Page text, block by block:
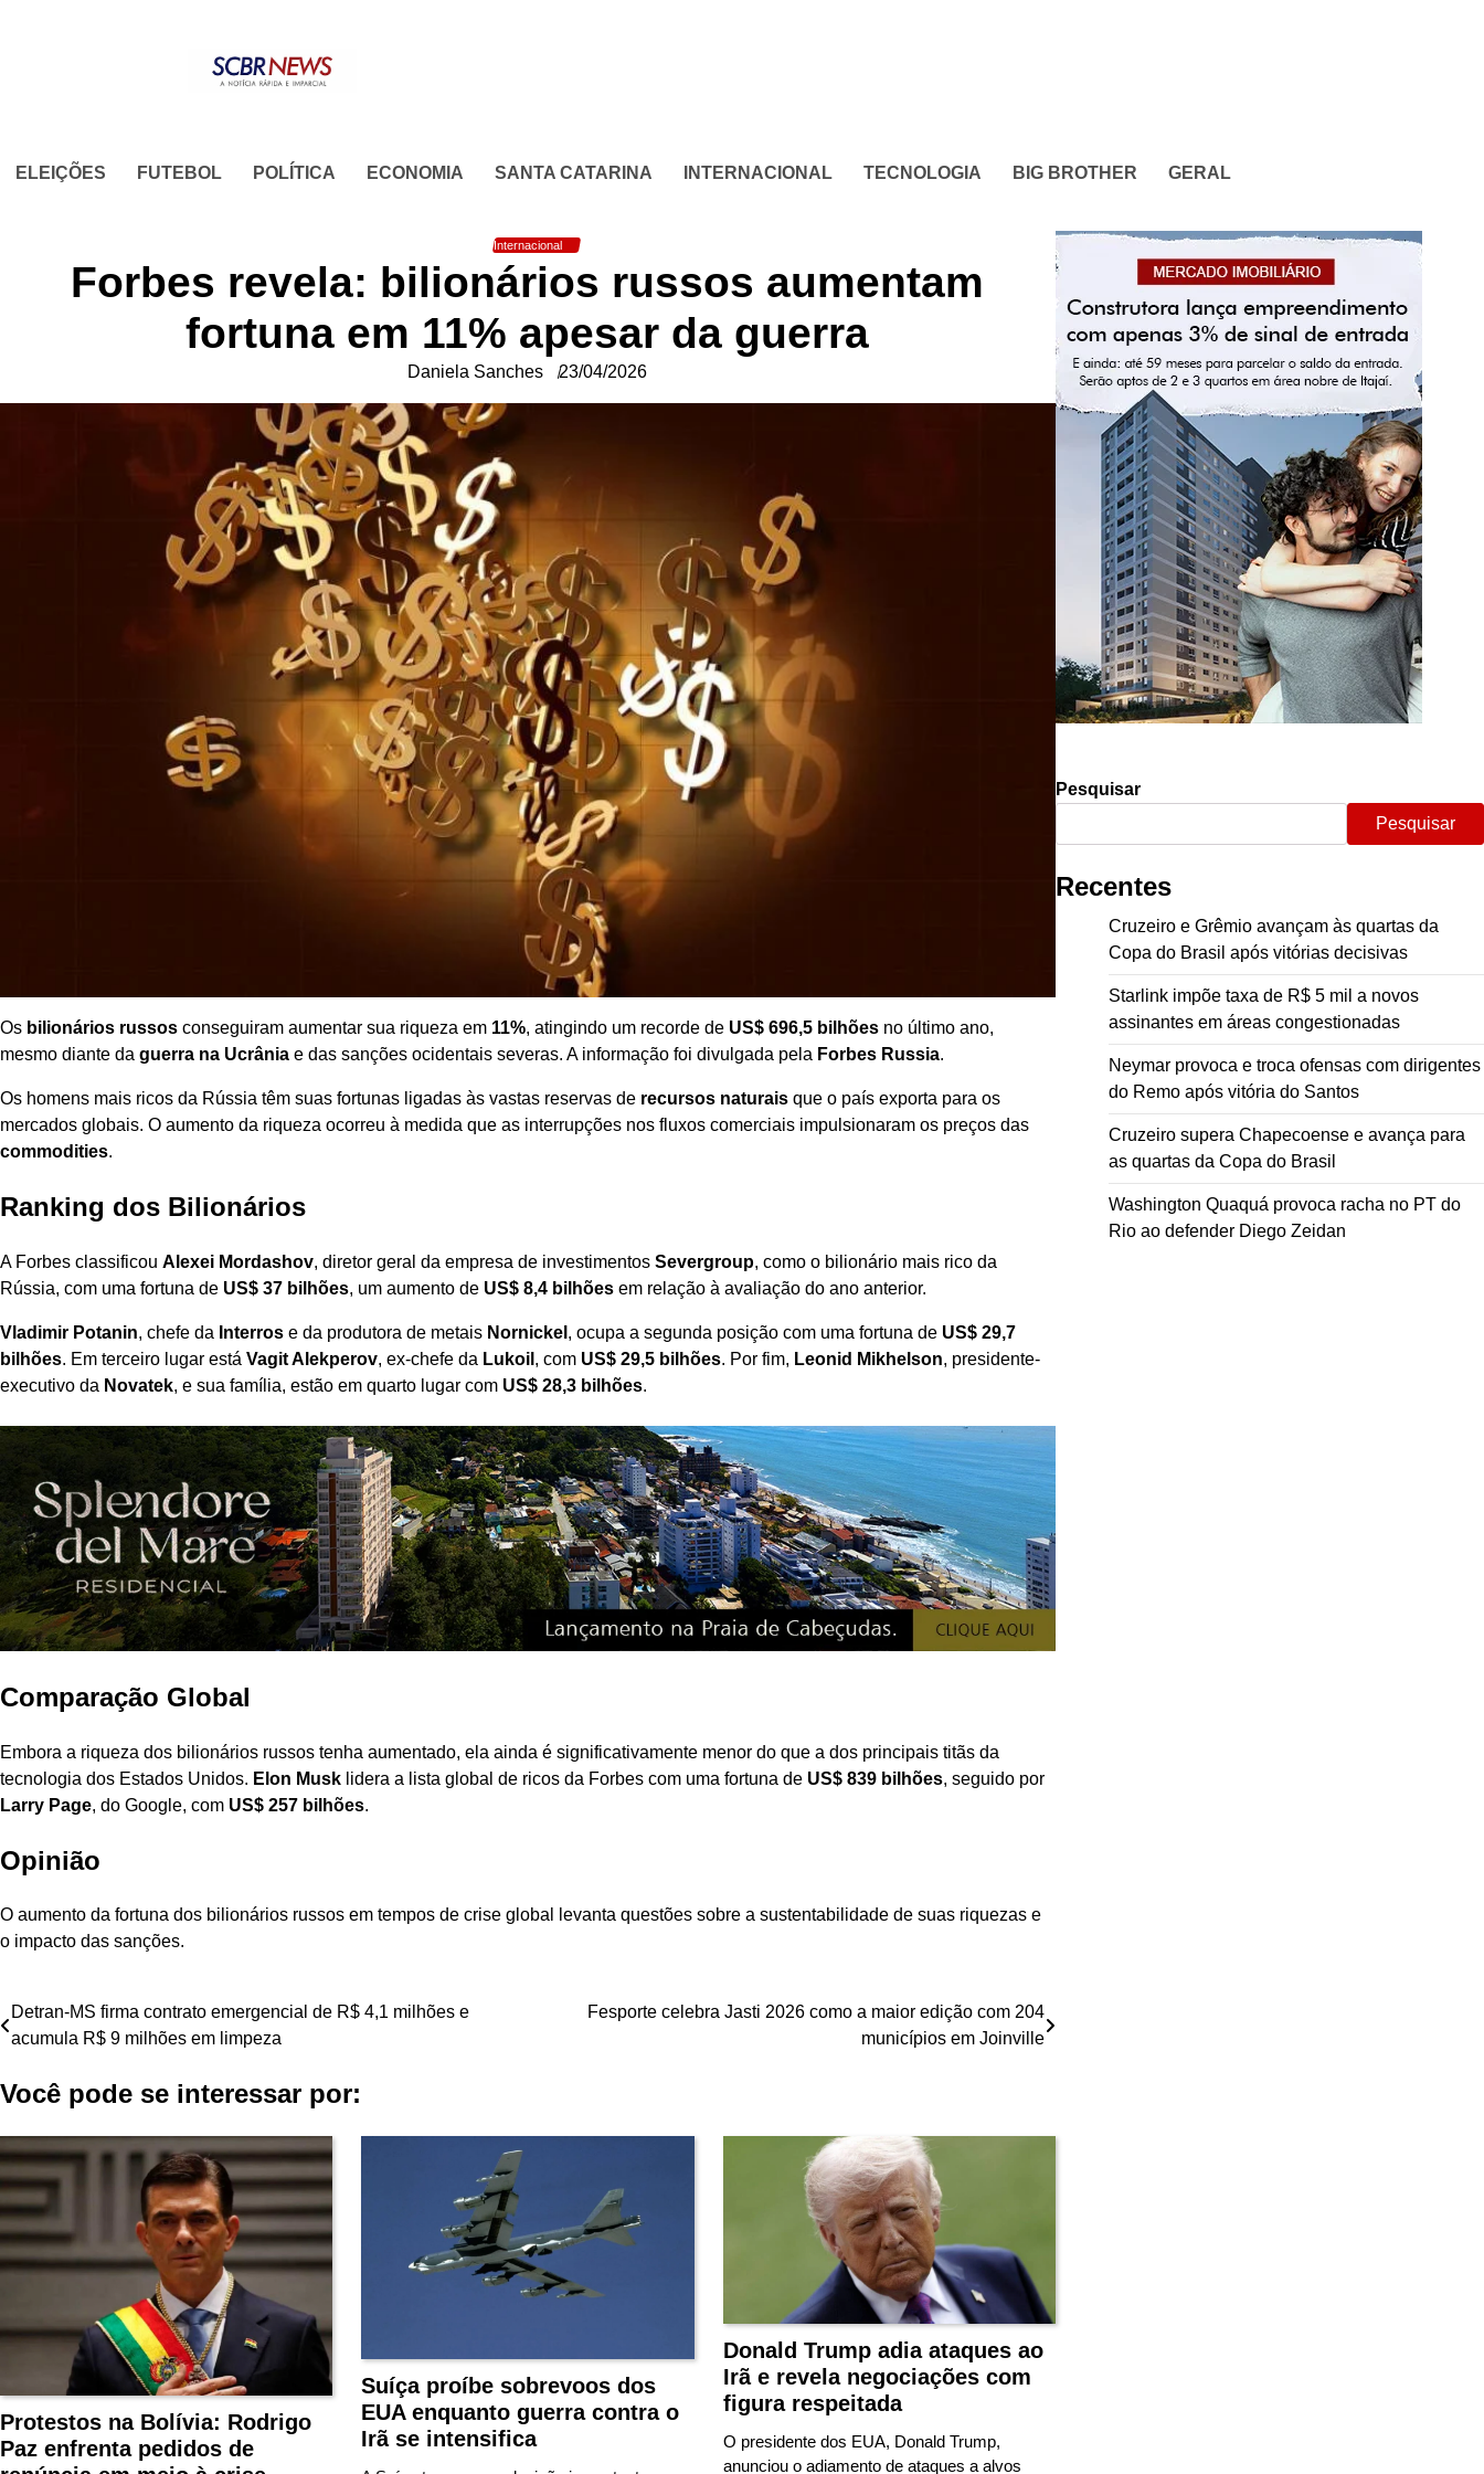
ELEIÇÕES FUTEBOL POLÍTICA ECONOMIA SANTA CATARINA INTERNACIONAL TECNOLOGIA BIG BROTHER GERAL
Internacional
Forbes revela: bilionários russos aumentam
fortuna em 11% apesar da guerra
Daniela Sanches 23/04/2026
Os bilionários russos conseguiram aumentar sua riqueza em 11%, atingindo um recorde de US$ 696,5 bilhões no último ano,
mesmo diante da guerra na Ucrânia e das sanções ocidentais severas. A informação foi divulgada pela Forbes Russia.
Os homens mais ricos da Rússia têm suas fortunas ligadas às vastas reservas de recursos naturais que o país exporta para os
mercados globais. O aumento da riqueza ocorreu à medida que as interrupções nos fluxos comerciais impulsionaram os preços das
commodities.
Ranking dos Bilionários
A Forbes classificou Alexei Mordashov, diretor geral da empresa de investimentos Severgroup, como o bilionário mais rico da
Rússia, com uma fortuna de US$ 37 bilhões, um aumento de US$ 8,4 bilhões em relação à avaliação do ano anterior.
Vladimir Potanin, chefe da Interros e da produtora de metais Nornickel , ocupa a segunda posição com uma fortuna de US$ 29,7
bilhões. Em terceiro lugar está Vagit Alekperov, ex-chefe da Lukoil , com US$ 29,5 bilhões. Por fim, Leonid Mikhelson, presidente-
executivo da Novatek, e sua família, estão em quarto lugar com US$ 28,3 bilhões.
Comparação Global
Embora a riqueza dos bilionários russos tenha aumentado, ela ainda é significativamente menor do que a dos principais titãs da
tecnologia dos Estados Unidos. Elon Musk lidera a lista global de ricos da Forbes com uma fortuna de US$ 839 bilhões, seguido por
Larry Page, do Google, com US$ 257 bilhões.
Opinião
O aumento da fortuna dos bilionários russos em tempos de crise global levanta questões sobre a sustentabilidade de suas riquezas e
o impacto das sanções.
Navegação
Post
Detran-MS firma contrato emergencial de R$ 4,1 milhões e
acumula R$ 9 milhões em limpeza
Fesporte celebra Jasti 2026 como a maior edição com 204
municípios em Joinville
Você pode se interessar por:
Protestos na Bolívia: Rodrigo
Paz enfrenta pedidos de
Suíça proíbe sobrevoos dos
EUA enquanto guerra contra o
Irã se intensifica
Donald Trump adia ataques ao
Irã e revela negociações com
figura respeitada
O presidente dos EUA, Donald Trump,
anunciou o adiamento de ataques a alvos
Pesquisar
Pesquisar
Recentes
Cruzeiro e Grêmio avançam às quartas da
Copa do Brasil após vitórias decisivas
Starlink impõe taxa de R$ 5 mil a novos
assinantes em áreas congestionadas
Neymar provoca e troca ofensas com dirigentes
do Remo após vitória do Santos
Cruzeiro supera Chapecoense e avança para
as quartas da Copa do Brasil
Washington Quaquá provoca racha no PT do
Rio ao defender Diego Zeidan